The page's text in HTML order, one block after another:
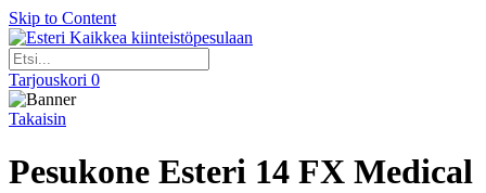
Skip to Content
Kaikkea kiinteistöpesulaan
Tarjouskori 0
Takaisin
Pesukone Esteri 14 FX Medical